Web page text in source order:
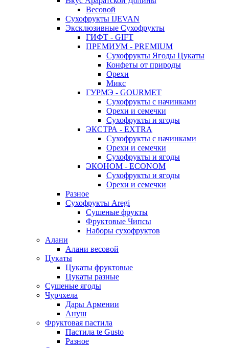
Весовой
Сухофрукты IJEVAN
Эксклюзивные Сухофрукты
ГИФТ - GIFT
ПРЕМИУМ - PREMIUM
Сухофрукты Ягоды Цукаты
Конфеты от природы
Орехи
Микс
ГУРМЭ - GOURMET
Сухофрукты с начинками
Орехи и семечки
Сухофрукты и ягоды
ЭКСТРА - EXTRA
Сухофрукты с начинками
Орехи и семечки
Сухофрукты и ягоды
ЭКОНОМ - ECONOM
Сухофрукты и ягоды
Орехи и семечки
Разное
Сухофрукты Aregi
Сушеные фрукты
Фруктовые Чипсы
Наборы сухофруктов
Алани
Алани весовой
Цукаты
Цукаты фруктовые
Цукаты разные
Сушеные ягоды
Чурчхела
Дары Армении
Ануш
Фруктовая пастила
Пастила te Gusto
Разное